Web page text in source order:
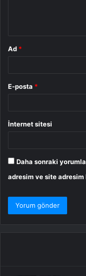
Ad *
E-posta *
İnternet sitesi
Daha sonraki
adresim ve site adresim